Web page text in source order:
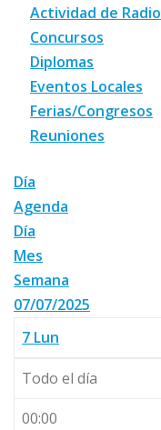
Actividad de Radio
Concursos
Diplomas
Eventos Locales
Ferias/Congresos
Reuniones
Día
Agenda
Día
Mes
Semana
07/07/2025
7 Lun
Todo el día
00:00